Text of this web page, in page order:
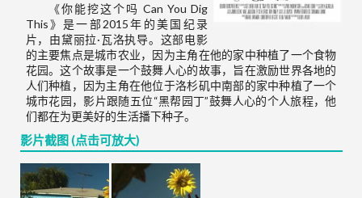
《你能挖这个吗 Can You Dig
This》是一部2015年的美国纪录
片，由黛丽拉·瓦洛执导。这部电影
的主要焦点是城市农业，因为主角在他的家中种植了一个食物
花园。这个故事是一个鼓舞人心的故事，旨在激励世界各地的
人们种植，因为主角在他位于洛杉矶中南部的家中种植了一个
城市花园，影片跟随五位“黑帮园丁”鼓舞人心的个人旅程，他
们都在为更美好的生活播下种子。
影片截图 (点击可放大)